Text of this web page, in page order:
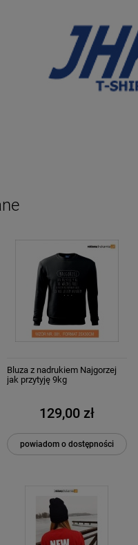
Bluza z nadrukiem Najgorzej
jak przytyję 9kg
129,00 zł
powiadom o dostępności